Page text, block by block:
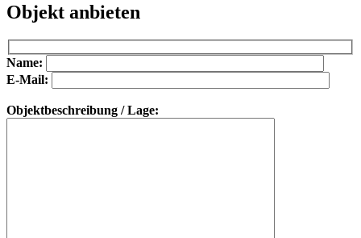
Objekt anbieten
Bitte lasse dieses Feld leer.
Bitte lasse dieses Feld leer.
Name:
E-Mail:
Objektbeschreibung / Lage: